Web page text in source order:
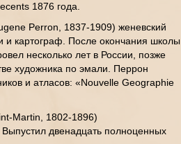
1876 года.
Perron, 1837-1909) женевский
и картограф. После окончания школы
несколько лет в России, позже
художника по эмали. Перрон
и атласов: «Nouvelle Geographie
Martin, 1802-1896)
двенадцать полноценных